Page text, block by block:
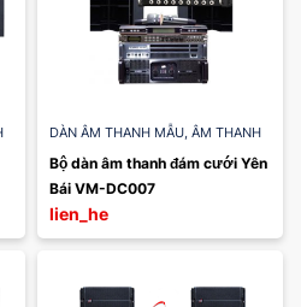
DÀN ÂM THANH MẪU, ÂM THANH
TIỆC CƯỚI
Bộ dàn âm thanh đám cưới Yên
Bái VM-DC007
lien_he